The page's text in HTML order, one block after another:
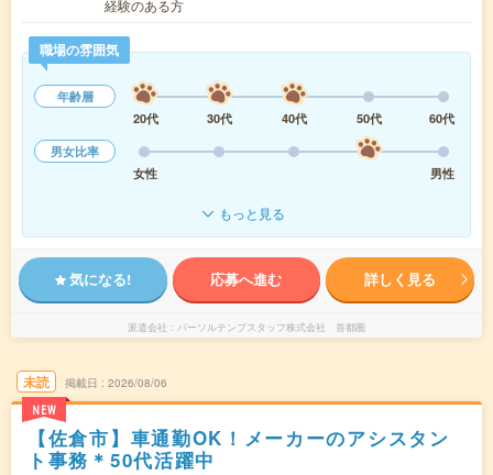
経験のある方
職場の雰囲気
年齢層
20代
30代 40代 50代
60代
男女比率
女性
男性
もっと見る
気になる! 応募へ進む 詳しく見る
派遣会社 パーソルテンプスタッフ株式会社 首都圏
未読
NEW
掲載日 2026/08/06
【佐倉市】車通勤OK！メーカーのアシスタン
ト事務＊50代活躍中